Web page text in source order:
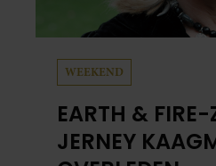
WEEKEND
EARTH & FIRE-
JERNEY